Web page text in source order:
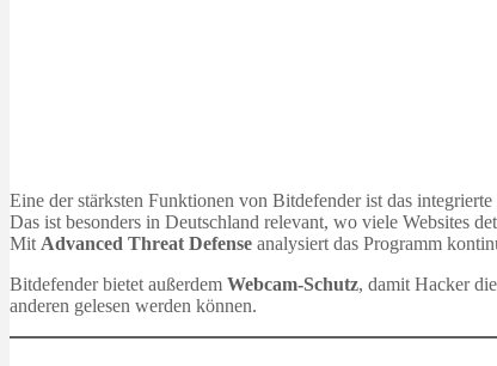
Eine der stärksten Funktionen von Bitdefender ist das integrierte
Das ist besonders in Deutschland relevant, wo viele Websites
Mit Advanced Threat Defense analysiert das Programm
Bitdefender bietet außerdem Webcam-Schutz, damit Hacker
anderen gelesen werden können.